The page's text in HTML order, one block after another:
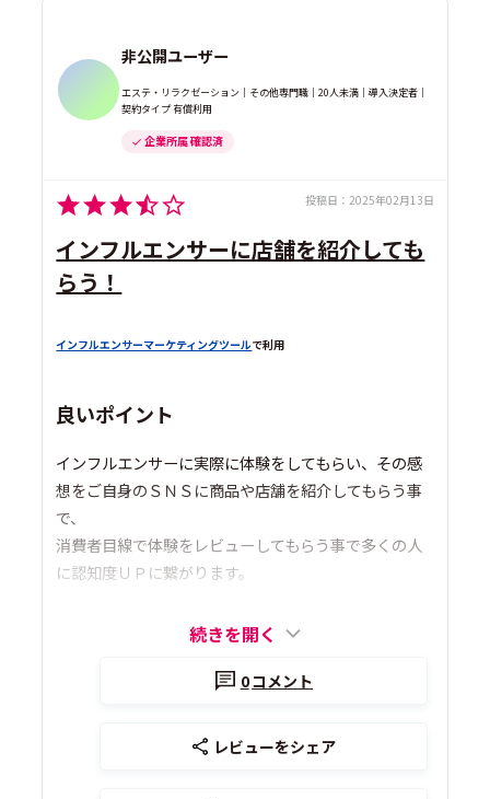
非公開ユーザー
エステ・リラクゼーション｜その他専門職｜20人未満｜導入決定者｜
契約タイプ 有償利用
企業所属 確認済
投稿日： 2025年02月13日
インフルエンサーに店舗を紹介しても
らう！
インフルエンサーマーケティングツールで利用
良いポイント
インフルエンサーに実際に体験をしてもらい、その感
想をご自身のＳＮＳに商品や店舗を紹介してもらう事
で、
消費者目線で体験をレビューしてもらう事で多くの人
に認知度ＵＰに繋がります。
続きを開く
0コメント
レビューをシェア